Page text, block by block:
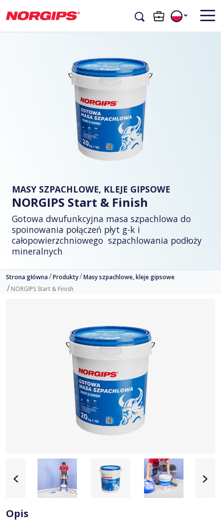
MASY SZPACHLOWE, KLEJE GIPSOWE
NORGIPS Start & Finish
Gotowa dwufunkcyjna masa szpachlowa do
spoinowania połączeń płyt g-k i
całopowierzchniowego szpachlowania podłoży
mineralnych
Strona główna Produkty Masy szpachlowe, kleje gipsowe
NORGIPS Start & Finish
Opis